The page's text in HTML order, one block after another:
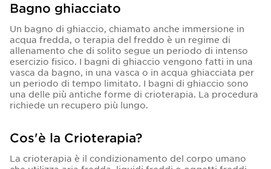
Bagno ghiacciato
Un bagno di ghiaccio, chiamato anche immersione in
acqua fredda, o terapia del freddo è un regime di
allenamento che di solito segue un periodo di intenso
esercizio fisico. I bagni di ghiaccio vengono fatti in una
vasca da bagno, in una vasca o in acqua ghiacciata per
un periodo di tempo limitato. I bagni di ghiaccio sono
una delle più antiche forme di crioterapia. La procedura
richiede un recupero più lungo.
Cos'è la Crioterapia?
La crioterapia è il condizionamento del corpo umano